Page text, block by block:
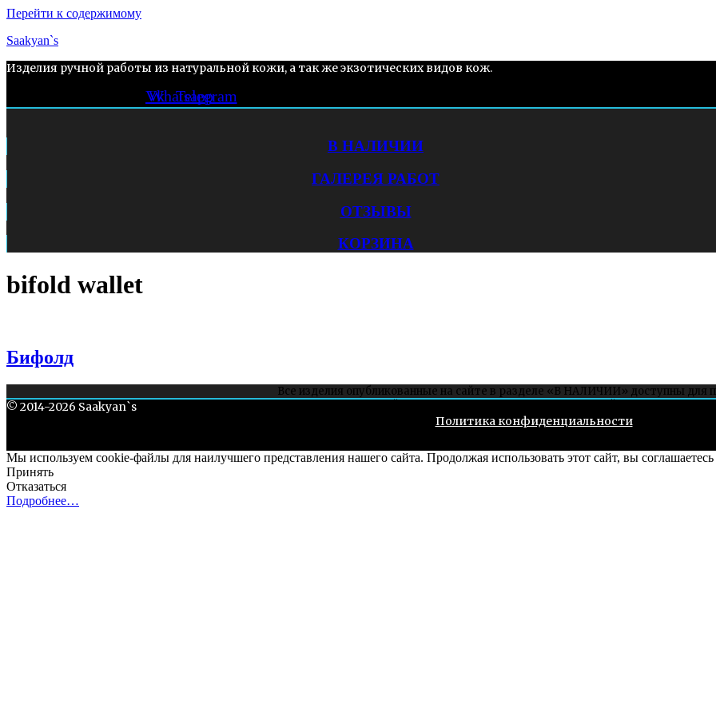
Перейти к содержимому
Saakyan`s
Изделия ручной работы из натуральной кожи, а так же экзотических видов кож.
Vk
Whatsapp
Telegram
В НАЛИЧИИ
ГАЛЕРЕЯ РАБОТ
ОТЗЫВЫ
КОРЗИНА
bifold wallet
Бифолд
Все изделия опубликованные на сайте в разделе «В НАЛИЧИИ» доступны для
© 2014-2026 Saakyan`s
Политика конфиденциальности
Мы используем cookie-файлы для наилучшего представления нашего сайта. Продолжая использовать этот сайт, вы
Принять
Отказаться
Подробнее…